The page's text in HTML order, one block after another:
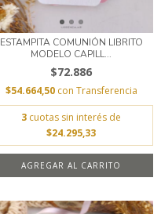
ESTAMPITA COMUNIÓN LIBRITO
MODELO CAPILL...
$72.886
$54.664,50 con Transferencia
3 cuotas sin interés de
$24.295,33
AGREGAR AL CARRITO